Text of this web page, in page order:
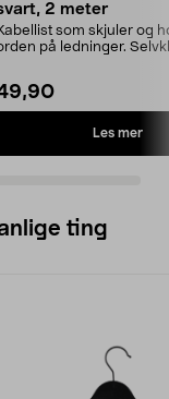
2 meter
som skjuler og
på ledninger.
Les mer
ting